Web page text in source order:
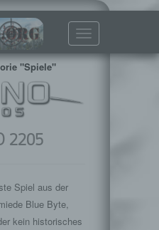
Toggle
navigation
"Spiele"
2205
Spiel aus der
Blue Byte,
kein historisches